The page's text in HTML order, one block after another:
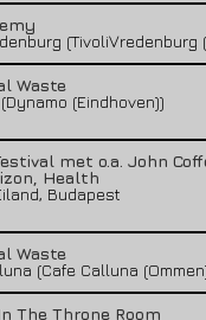
(TivoliVredenburg
Waste
(Eindhoven))
met o.a. John
Health
Budapest
Waste
(Cafe Calluna
The Throne Room